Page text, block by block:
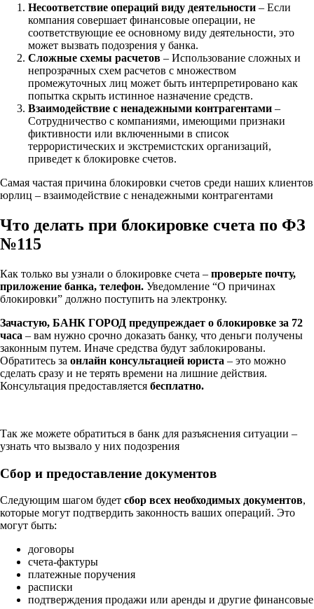
Несоответствие операций виду деятельности – Если
компания совершает финансовые операции, не
соответствующие ее основному виду деятельности, это
может вызвать подозрения у банка.
Сложные схемы расчетов – Использование сложных и
непрозрачных схем расчетов с множеством
промежуточных лиц может быть интерпретировано как
попытка скрыть истинное назначение средств.
Взаимодействие с ненадежными контрагентами –
Сотрудничество с компаниями, имеющими признаки
фиктивности или включенными в список
террористических и экстремистских организаций,
приведет к блокировке счетов.
Самая частая причина блокировки счетов среди наших клиентов
юрлиц – взаимодействие с ненадежными контрагентами
Что делать при блокировке счета по ФЗ
№115
Как только вы узнали о блокировке счета – проверьте почту,
приложение банка, телефон. Уведомление “О причинах
блокировки” должно поступить на электронку.
Зачастую, БАНК ГОРОД предупреждает о блокировке за 72
часа – вам нужно срочно доказать банку, что деньги получены
законным путем. Иначе средства будут заблокированы.
Обратитесь за онлайн консультацией юриста – это можно
сделать сразу и не терять времени на лишние действия.
Консультация предоставляется бесплатно.
Так же можете обратиться в банк для разъяснения ситуации –
узнать что вызвало у них подозрения
Сбор и предоставление документов
Следующим шагом будет сбор всех необходимых документов,
которые могут подтвердить законность ваших операций. Это
могут быть:
договоры
счета-фактуры
платежные поручения
расписки
подтверждения продажи или аренды и другие финансовые